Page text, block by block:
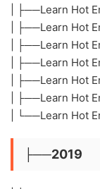
| ├──Learn Hot
| ├──Learn Hot
| ├──Learn Hot
| ├──Learn Hot
| ├──Learn Hot
| ├──Learn Hot
| └──Learn Hot
├──2019